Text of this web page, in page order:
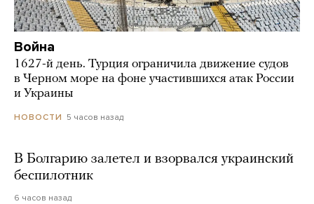
Война
1627-й день. Турция ограничила движение судов
в Черном море на фоне участившихся атак России
и Украины
НОВОСТИ 5 часов назад
В Болгарию залетел и взорвался украинский
беспилотник
6 часов назад